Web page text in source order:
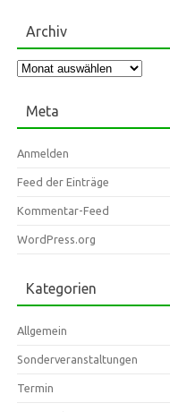
Archiv
Archiv
Meta
Anmelden
Feed der Einträge
Kommentar-Feed
WordPress.org
Kategorien
Allgemein
Sonderveranstaltungen
Termin